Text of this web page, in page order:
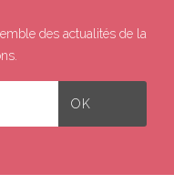
des actualités de la